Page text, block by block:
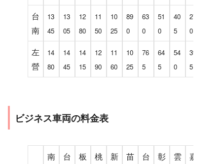
台
南
13
45
13
05
12
80
11
50
10
25
89
0
63
0
51
0
40
5
27
0
左
營
14
80
14
45
14
15
12
90
11
60
10
25
76
5
64
5
54
0
39
5
ビジネス車両の料金表
南
台
板
桃
新
苗
台
彰
雲
嘉